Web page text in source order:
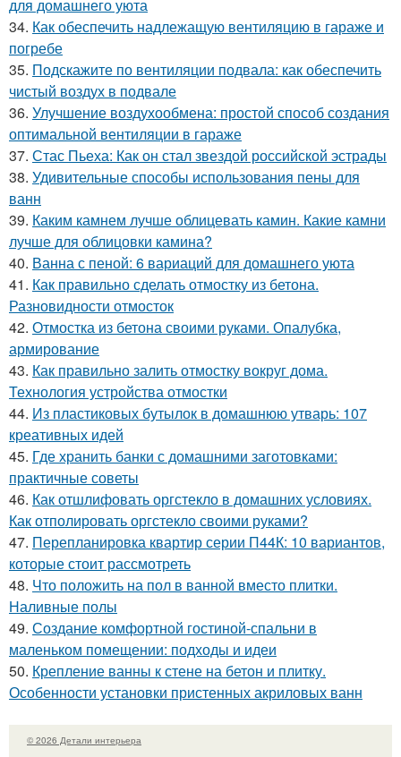
для домашнего уюта
34. Как обеспечить надлежащую вентиляцию в гараже и
погребе
35. Подскажите по вентиляции подвала: как обеспечить
чистый воздух в подвале
36. Улучшение воздухообмена: простой способ создания
оптимальной вентиляции в гараже
37. Стас Пьеха: Как он стал звездой российской эстрады
38. Удивительные способы использования пены для
ванн
39. Каким камнем лучше облицевать камин. Какие камни
лучше для облицовки камина?
40. Ванна с пеной: 6 вариаций для домашнего уюта
41. Как правильно сделать отмостку из бетона.
Разновидности отмосток
42. Отмостка из бетона своими руками. Опалубка,
армирование
43. Как правильно залить отмостку вокруг дома.
Технология устройства отмостки
44. Из пластиковых бутылок в домашнюю утварь: 107
креативных идей
45. Где хранить банки с домашними заготовками:
практичные советы
46. Как отшлифовать оргстекло в домашних условиях.
Как отполировать оргстекло своими руками?
47. Перепланировка квартир серии П44К: 10 вариантов,
которые стоит рассмотреть
48. Что положить на пол в ванной вместо плитки.
Наливные полы
49. Создание комфортной гостиной-спальни в
маленьком помещении: подходы и идеи
50. Крепление ванны к стене на бетон и плитку.
Особенности установки пристенных акриловых ванн
© 2026 Детали интерьера